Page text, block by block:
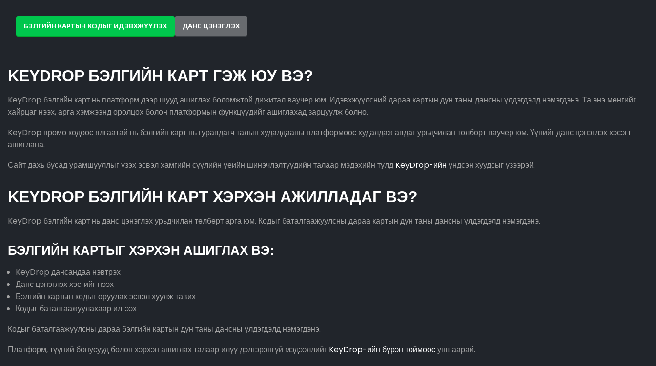
БЭЛГИЙН КАРТЫН КОДЫГ ИДЭВХЖҮҮЛЭХ ДАНС ЦЭНЭГЛЭХ
KEYDROP БЭЛГИЙН КАРТ ГЭЖ ЮУ ВЭ?
KeyDrop бэлгийн карт нь платформ дээр шууд ашиглах боломжтой дижитал ваучер юм. Идэвхжүүлсний дараа картын дүн таны дансны үлдэгдэлд нэмэгдэнэ. Та энэ мөнгийг
хайрцаг нээх, арга хэмжээнд оролцох болон платформын функцүүдийг ашиглахад зарцуулж болно.
KeyDrop промо кодоос ялгаатай нь бэлгийн карт нь гуравдагч талын худалдааны платформоос худалдаж авдаг урьдчилан төлбөрт ваучер юм. Үүнийг данс цэнэглэх хэсэгт
ашиглана.
Сайт дахь бусад урамшууллыг үзэх эсвэл хамгийн сүүлийн үеийн шинэчлэлтүүдийн талаар мэдэхийн тулд KeyDrop-ийн үндсэн хуудсыг үзээрэй.
KEYDROP БЭЛГИЙН КАРТ ХЭРХЭН АЖИЛЛАДАГ ВЭ?
KeyDrop бэлгийн карт нь данс цэнэглэх урьдчилан төлбөрт арга юм. Кодыг баталгаажуулсны дараа картын дүн таны дансны үлдэгдэлд нэмэгдэнэ.
БЭЛГИЙН КАРТЫГ ХЭРХЭН АШИГЛАХ ВЭ:
KeyDrop дансандаа нэвтрэх
Данс цэнэглэх хэсгийг нээх
Бэлгийн картын кодыг оруулах эсвэл хуулж тавих
Кодыг баталгаажуулахаар илгээх
Кодыг баталгаажуулсны дараа бэлгийн картын дүн таны дансны үлдэгдэлд нэмэгдэнэ.
Платформ, түүний бонусууд болон хэрхэн ашиглах талаар илүү дэлгэрэнгүй мэдээллийг KeyDrop-ийн бүрэн тоймоосуншаарай.